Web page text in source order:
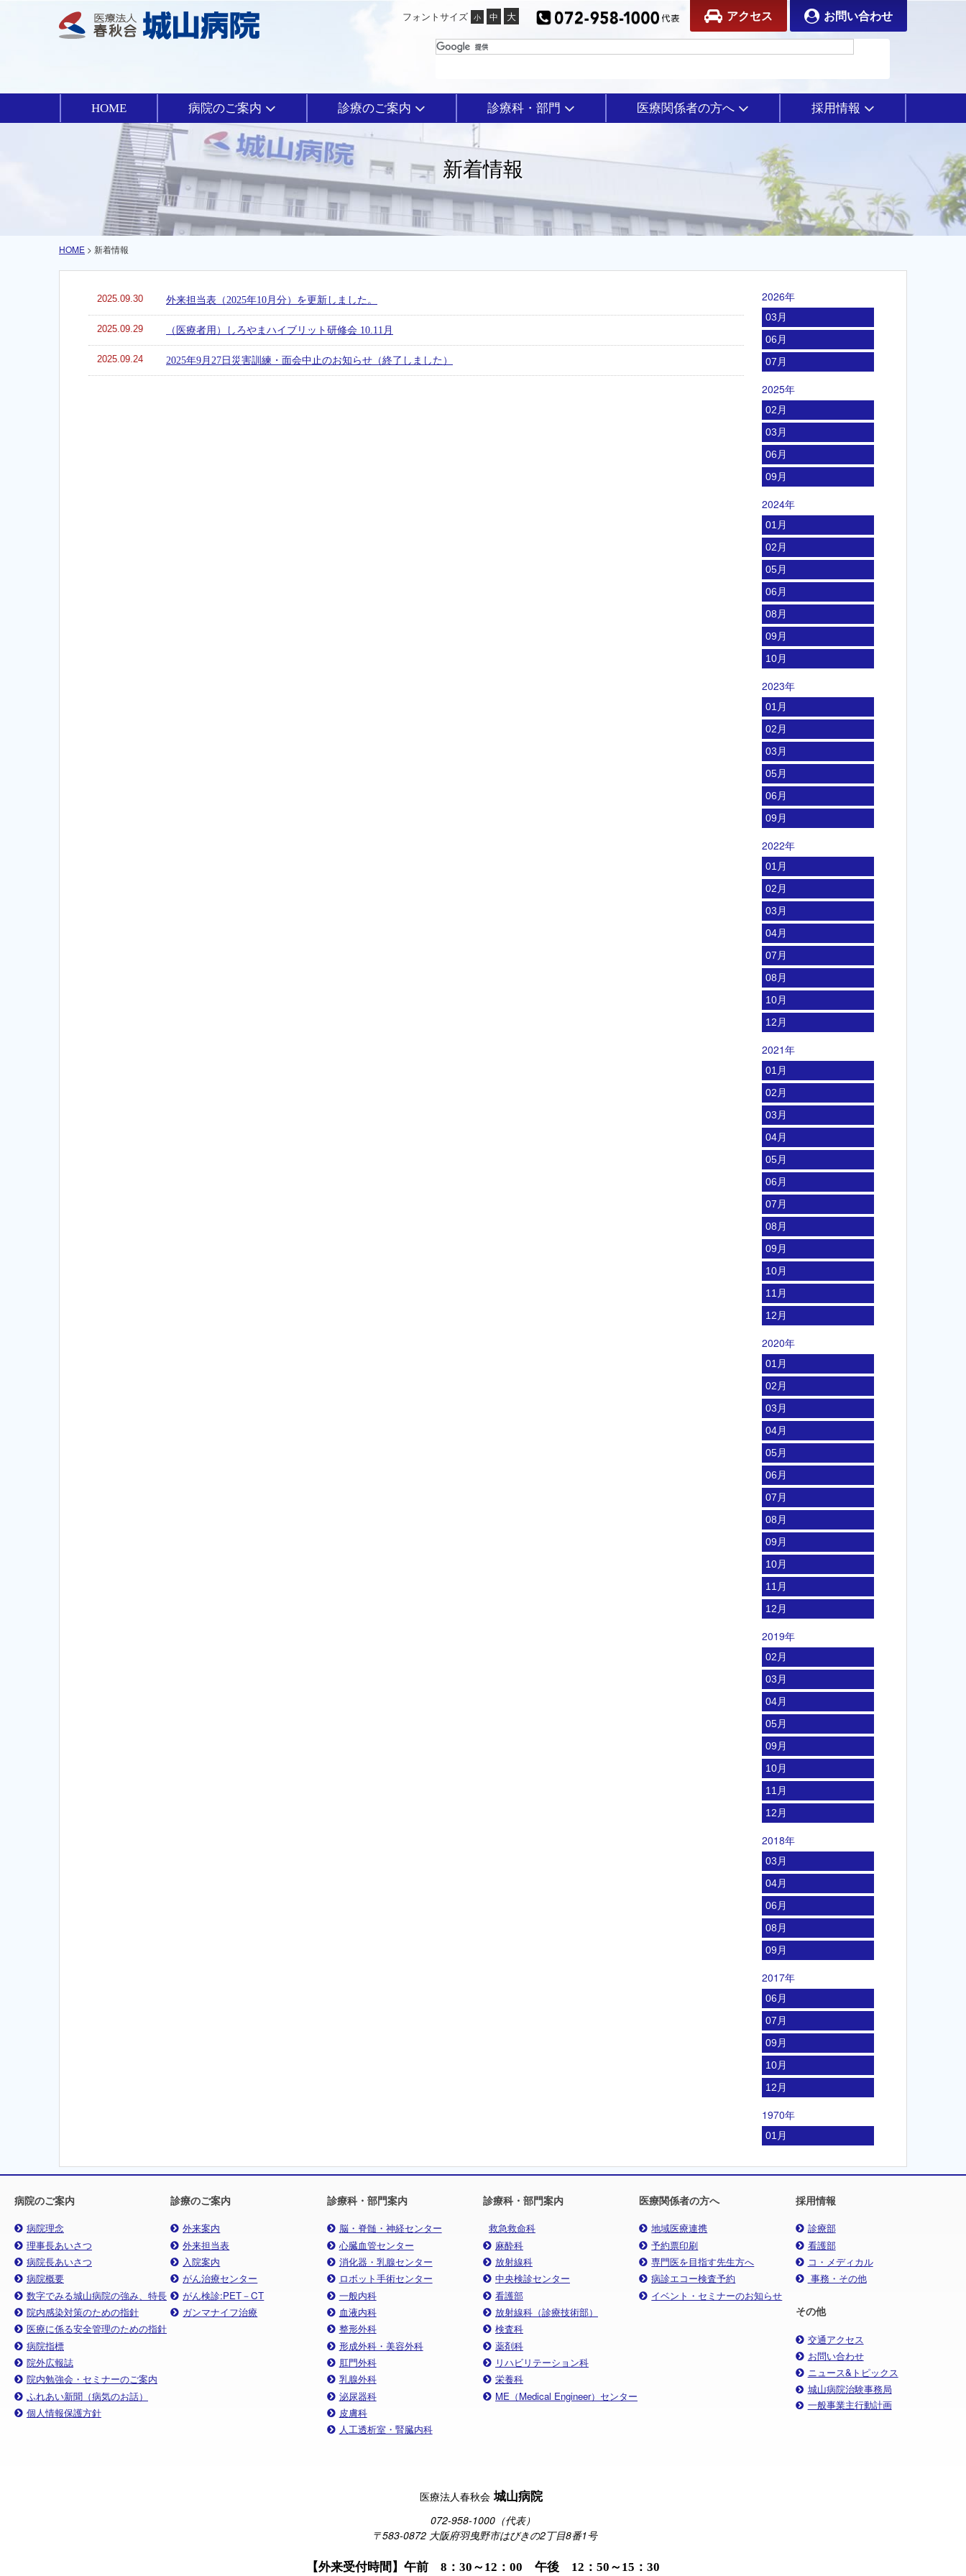
フォントサイズ アクセス お問い合わせ
HOME 病院のご案内 診療のご案内 診療科・部門 医療関係者の方へ 採用情報
新着情報
HOME > 新着情報
2025.09.30 外来担当表（2025年10月分）を更新しました。
2025.09.29 （医療者用）しろやまハイブリット研修会 10.11月
2025.09.24 2025年9月27日災害訓練・面会中止のお知らせ（終了しました）
2026年
03月
06月
07月
2025年
02月
03月
06月
09月
2024年
01月
02月
05月
06月
08月
09月
10月
2023年
01月
02月
03月
05月
06月
09月
2022年
01月
02月
03月
04月
07月
08月
10月
12月
2021年
01月
02月
03月
04月
05月
06月
07月
08月
09月
10月
11月
12月
2020年
01月
02月
03月
04月
05月
06月
07月
08月
09月
10月
11月
12月
2019年
02月
03月
04月
05月
09月
10月
11月
12月
2018年
03月
04月
06月
08月
09月
2017年
06月
07月
09月
10月
12月
1970年
01月
病院のご案内
病院理念
理事長あいさつ
病院長あいさつ
病院概要
数字でみる城山病院の強み、特長
院内感染対策のための指針
医療に係る安全管理のための指針
病院指標
院外広報誌
院内勉強会・セミナーのご案内
ふれあい新聞（病気のお話）
個人情報保護方針
診療のご案内
外来案内
外来担当表
入院案内
がん治療センター
がん検診:PET－CT
ガンマナイフ治療
診療科・部門案内
脳・脊髄・神経センター
心臓血管センター
消化器・乳腺センター
ロボット手術センター
一般内科
血液内科
整形外科
形成外科・美容外科
肛門外科
乳腺外科
泌尿器科
皮膚科
人工透析室・腎臓内科
診療科・部門案内
救急救命科
麻酔科
放射線科
中央検診センター
看護部
放射線科（診療技術部）
検査科
薬剤科
リハビリテーション科
栄養科
ME（Medical Engineer）センター
医療関係者の方へ
地域医療連携
予約票印刷
専門医を目指す先生方へ
病診エコー検査予約
イベント・セミナーのお知らせ
採用情報
診療部
看護部
コ・メディカル
事務・その他
その他
交通アクセス
お問い合わせ
ニュース&トピックス
城山病院治験事務局
一般事業主行動計画
医療法人春秋会 城山病院
072-958-1000（代表）
〒583-0872 大阪府羽曳野市はびきの2丁目8番1号
【外来受付時間】午前 8：30～12：00 午後 12：50～15：30